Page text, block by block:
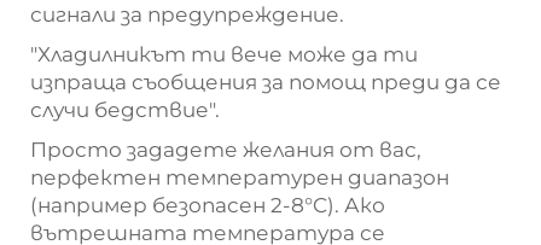
сигнали за предупреждение.
"Хладилникът ти вече може да ти
изпраща съобщения за помощ преди да се
случи бедствие".
Просто зададете желания от вас,
перфектен температурен диапазон
(например безопасен 2-8°C). Ако
вътрешната температура се